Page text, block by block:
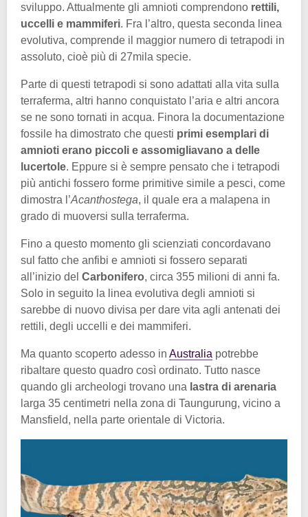
sviluppo. Attualmente gli amnioti comprendono rettili,
uccelli e mammiferi. Fra l’altro, questa seconda linea
evolutiva, comprende il maggior numero di tetrapodi in
assoluto, cioè più di 27mila specie.
Parte di questi tetrapodi si sono adattati alla vita sulla
terraferma, altri hanno conquistato l’aria e altri ancora
se ne sono tornati in acqua. Finora la documentazione
fossile ha dimostrato che questi primi esemplari di
amnioti erano piccoli e assomigliavano a delle
lucertole. Eppure si è sempre pensato che i tetrapodi
più antichi fossero forme primitive simile a pesci, come
dimostra l’Acanthostega, il quale era a malapena in
grado di muoversi sulla terraferma.
Fino a questo momento gli scienziati concordavano
sul fatto che anfibi e amnioti si fossero separati
all’inizio del Carbonifero, circa 355 milioni di anni fa.
Solo in seguito la linea evolutiva degli amnioti si
sarebbe di nuovo divisa per dare vita agli antenati dei
rettili, degli uccelli e dei mammiferi.
Ma quanto scoperto adesso in Australia potrebbe
ribaltare questo quadro così ordinato. Tutto nasce
quando gli archeologi trovano una lastra di arenaria
larga 35 centimetri nella zona di Taungurung, vicino a
Mansfield, nella parte orientale di Victoria.